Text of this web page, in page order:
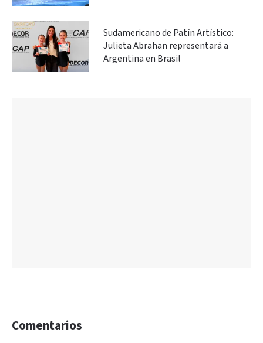
Sudamericano de Patín Artístico:
Julieta Abrahan representará a
Argentina en Brasil
Comentarios